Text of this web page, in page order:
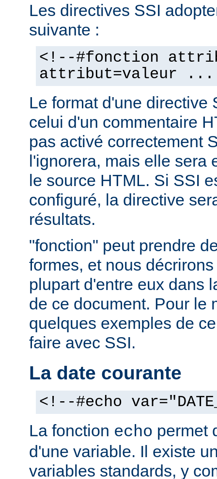
Les directives SSI
suivante :
<!--#fonction
attribut=valeur
Le format d'une directive
celui d'un commentaire
pas activé correctement
l'ignorera, mais elle sera
le source HTML. Si SSI
configuré, la directive
résultats.
"fonction" peut prendre
formes, et nous
plupart d'entre eux dans
de ce document. Pour le
quelques exemples de
faire avec SSI.
La date courante
<!--#echo
La fonction echo permet
d'une variable. Il existe
variables standards, y